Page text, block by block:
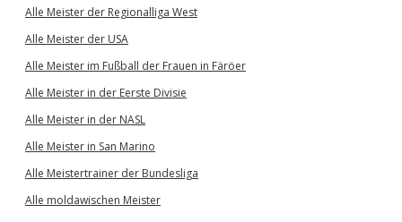
Alle Meister der Regionalliga West
Alle Meister der USA
Alle Meister im Fußball der Frauen in Färöer
Alle Meister in der Eerste Divisie
Alle Meister in der NASL
Alle Meister in San Marino
Alle Meistertrainer der Bundesliga
Alle moldawischen Meister